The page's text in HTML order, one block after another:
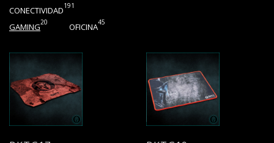
CONECTIVIDAD191
GAMING20 OFICINA45